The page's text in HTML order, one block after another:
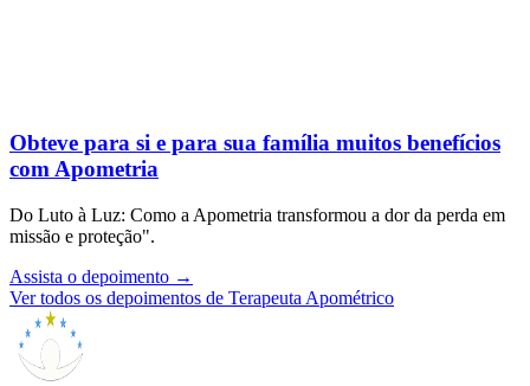
Obteve para si e para sua família muitos benefícios
com Apometria
Do Luto à Luz: Como a Apometria transformou a dor da perda em
missão e proteção".
Assista o depoimento →
Ver todos os depoimentos de Terapeuta Apométrico